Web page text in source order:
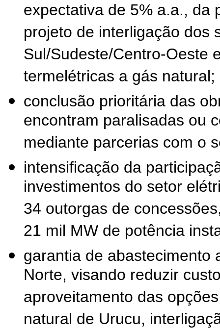
expectativa de 5% a.a., da
projeto de interligação dos
Sul/Sudeste/Centro-Oeste
termelétricas a gás natural;
conclusão prioritária das
encontram paralisadas ou
mediante parcerias com o
intensificação da
investimentos do setor
34 outorgas de
21 mil MW de potência
garantia de abastecimento
Norte, visando reduzir
aproveitamento das
natural de Urucu,